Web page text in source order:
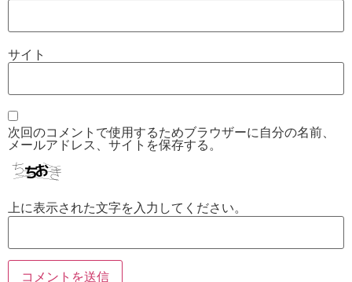
サイト
次回のコメントで使用するためブラウザーに自分の名前、
メールアドレス、サイトを保存する。
上に表示された文字を入力してください。